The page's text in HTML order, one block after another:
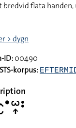
bredvid flata
> dygn
ID:00490
korpus: